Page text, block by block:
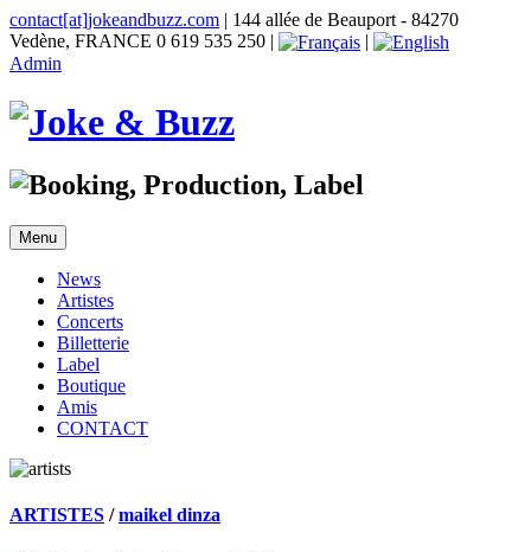
contact[at]jokeandbuzz.com | 144 allée de Beauport - 84270
Vedène, FRANCE 0 619 535 250 |
|
Admin
Menu
News
Artistes
Concerts
Billetterie
Label
Boutique
Amis
CONTACT
ARTISTES /maikel dinza